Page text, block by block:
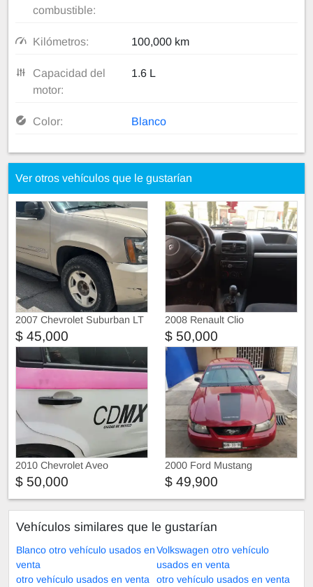
combustible:
Kilómetros: 100,000 km
Capacidad del
motor:
1.6 L
Color: Blanco
Ver otros vehículos que le gustarían
2007 Chevrolet Suburban LT
$ 45,000
2008 Renault Clio
$ 50,000
2010 Chevrolet Aveo
$ 50,000
2000 Ford Mustang
$ 49,900
Vehículos similares que le gustarían
Blanco otro vehículo usados en
venta
Volkswagen otro vehículo
usados en venta
otro vehículo usados en venta
otro vehículo usados en venta